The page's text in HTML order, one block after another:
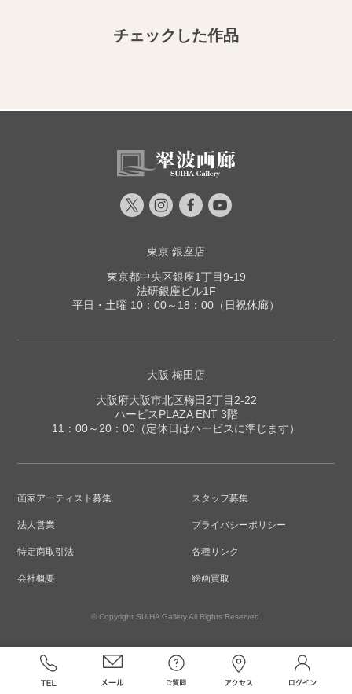
チェックした作品
東京 銀座店
東京都中央区銀座1丁目9-19
法研銀座ビル1F
平日・土曜 10：00～18：00（日祝休廊）
大阪 梅田店
大阪府大阪市北区梅田2丁目2-22
ハービスPLAZA ENT 3階
11：00～20：00（定休日はハービスに準じます）
画家アーティスト募集 スタッフ募集
法人営業 プライバシーポリシー
特定商取引法 各種リンク
会社概要 絵画買取
© Copyright SUIHA Gallery.All Rights Reserved.